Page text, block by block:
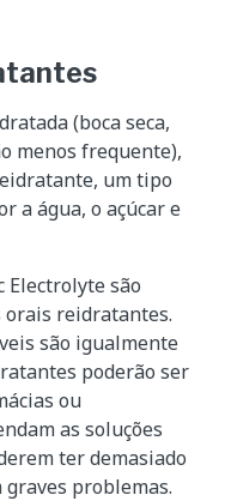
(boca seca,
menos frequente),
um tipo
a água, o açúcar e
Electrolyte são
orais reidratantes.
são igualmente
poderão ser
ou
as soluções
ter demasiado
problemas.